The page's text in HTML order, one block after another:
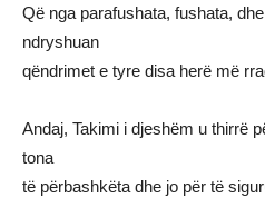
Që nga parafushata, fushata,
ndryshuan
qëndrimet e tyre disa herë më
Andaj, Takimi i djeshëm u thirrë
tona
të përbashkëta dhe jo për të